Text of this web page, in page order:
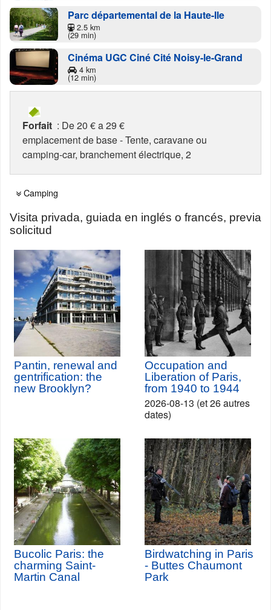
Parc départemental de la Haute-Ile
2.5 km
(29 min)
Cinéma UGC Ciné Cité Noisy-le-Grand
4 km
(12 min)
Forfait : De 20 € a 29 €
emplacement de base - Tente, caravane ou
camping-car, branchement électrique, 2
Camping
Visita privada, guiada en inglés o francés, previa
solicitud
Pantin, renewal and
gentrification: the
new Brooklyn?
Occupation and
Liberation of Paris,
from 1940 to 1944
2026-08-13 (et 26 autres
dates)
Bucolic Paris: the
charming Saint-
Martin Canal
Birdwatching in Paris
- Buttes Chaumont
Park